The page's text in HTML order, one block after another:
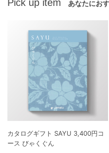
Pick up item あなたにお
カタログギフト SAYU 3,400円コ
ース びゃくぐん